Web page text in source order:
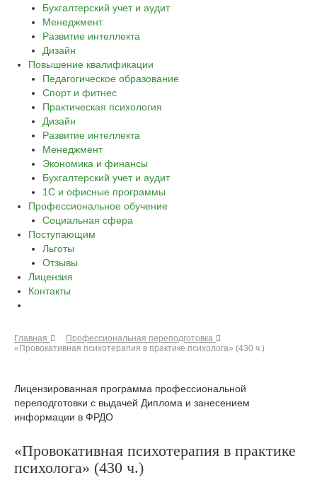
Бухгалтерский учет и аудит
Менеджмент
Развитие интеллекта
Дизайн
Повышение квалификации
Педагогическое образование
Спорт и фитнес
Практическая психология
Дизайн
Развитие интеллекта
Менеджмент
Экономика и финансы
Бухгалтерский учет и аудит
1С и офисные программы
Профессиональное обучение
Социальная сфера
Поступающим
Льготы
Отзывы
Лицензия
Контакты
Главная
Профессиональная переподготовка
«Провокативная психотерапия в практике психолога» (430 ч.)
Лицензированная программа профессиональной
переподготовки с выдачей Диплома и занесением
информации в ФРДО
«Провокативная психотерапия в практике
психолога» (430 ч.)